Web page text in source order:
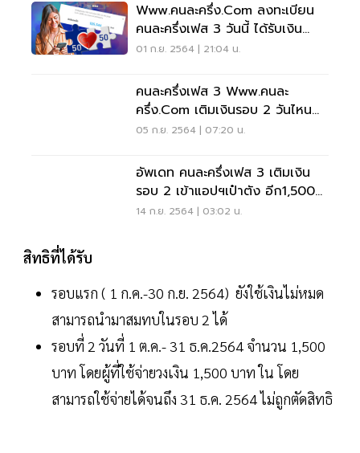
Www.คนละครึ่ง.com ลงทะเบียน
คนละครึ่งเฟส 3 วันนี้ ได้รับเงิน
3,000 บาท เช็คเลย
01 ก.ย. 2564 | 21:04 น.
คนละครึ่งเฟส 3 Www.คนละ
ครึ่ง.com เติมเงินรอบ 2 วันไหน
เช็คที่นี่
05 ก.ย. 2564 | 07:20 น.
อัพเดท คนละครึ่งเฟส 3 เติมเงิน
รอบ 2 เข้าแอปฯเป๋าตัง อีก1,500
วันไหนเช็คที่นี่
14 ก.ย. 2564 | 03:02 น.
สิทธิที่ได้รับ
รอบแรก ( 1 ก.ค.-30 ก.ย. 2564) ยังใช้เงินไม่หมด
สามารถนำมาสมทบในรอบ 2 ได้
รอบที่ 2 วันที่ 1 ต.ค.- 31 ธ.ค.2564 จำนวน 1,500
บาท โดยผู้ที่ใช้จ่ายวงเงิน 1,500 บาท ใน โดย
สามารถใช้จ่ายได้จนถึง 31 ธ.ค. 2564 ไม่ถูกตัดสิทธิ